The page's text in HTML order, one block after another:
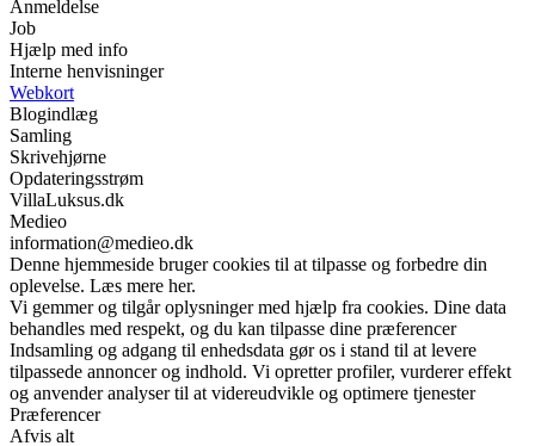
Anmeldelse
Job
Hjælp med info
Interne henvisninger
Webkort
Blogindlæg
Samling
Skrivehjørne
Opdateringsstrøm
VillaLuksus.dk
Medieo
information@medieo.dk
Denne hjemmeside bruger cookies til at tilpasse og forbedre din
oplevelse. Læs mere her.
Vi gemmer og tilgår oplysninger med hjælp fra cookies. Dine data
behandles med respekt, og du kan tilpasse dine præferencer
Indsamling og adgang til enhedsdata gør os i stand til at levere
tilpassede annoncer og indhold. Vi opretter profiler, vurderer effekt
og anvender analyser til at videreudvikle og optimere tjenester
Præferencer
Afvis alt